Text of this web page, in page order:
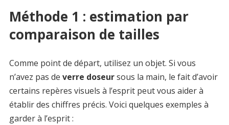
Méthode 1 : estimation par
comparaison de tailles
Comme point de départ, utilisez un objet. Si vous
n’avez pas de verre doseursous la main, le fait d’avoir
certains repères visuels à l’esprit peut vous aider à
établir des chiffres précis. Voici quelques exemples à
garder à l’esprit :